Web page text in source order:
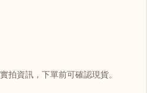
拍資訊，下單前可確認現貨。